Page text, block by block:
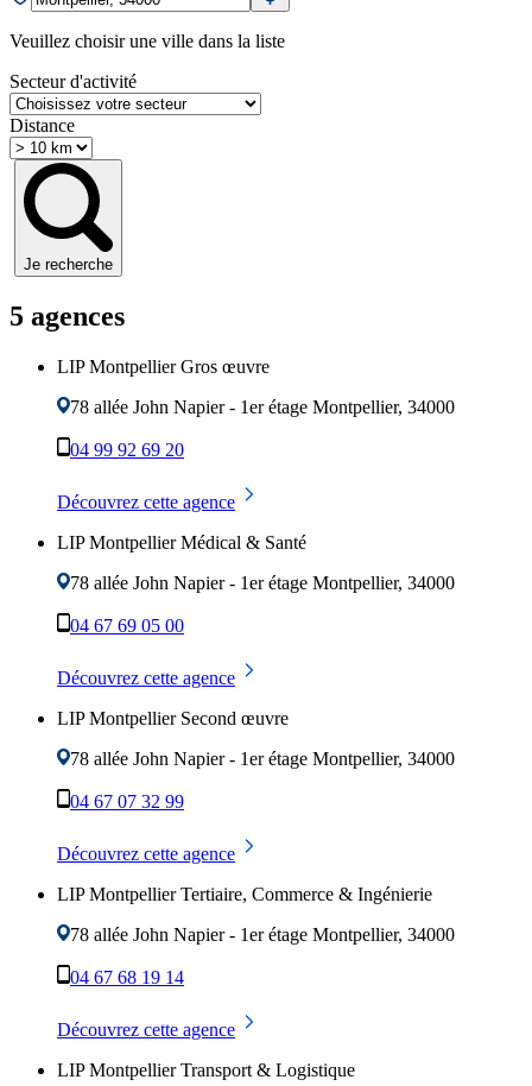
Veuillez choisir une ville dans la liste
Secteur d'activité
Distance
Je recherche
5 agences
LIP Montpellier Gros œuvre
78 allée John Napier - 1er étage Montpellier, 34000
04 99 92 69 20
Découvrez cette agence
LIP Montpellier Médical & Santé
78 allée John Napier - 1er étage Montpellier, 34000
04 67 69 05 00
Découvrez cette agence
LIP Montpellier Second œuvre
78 allée John Napier - 1er étage Montpellier, 34000
04 67 07 32 99
Découvrez cette agence
LIP Montpellier Tertiaire, Commerce & Ingénierie
78 allée John Napier - 1er étage Montpellier, 34000
04 67 68 19 14
Découvrez cette agence
LIP Montpellier Transport & Logistique